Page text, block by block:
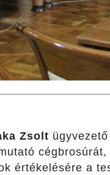
Zsolt ügyvezető
cégbrosúrát,
értékelésére a